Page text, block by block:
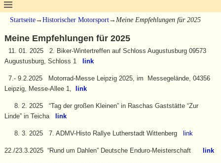
Startseite→ Historischer Motorsport→ Meine Empfehlungen für 2025
Meine Empfehlungen für 2025
11. 01. 2025 2. Biker-Wintertreffen auf Schloss Augustusburg 09573
Augustusburg, Schloss 1 link
7.- 9.2.2025 Motorrad-Messe Leipzig 2025, im Messegelände, 04356
Leipzig, Messe-Allee 1, link
8. 2. 2025 “Tag der großen Kleinen” in Raschas Gaststätte “Zur
Linde” in Teicha link
8. 3. 2025 7. ADMV-Histo Rallye Lutherstadt Wittenberg link
22./23.3.2025 “Rund um Dahlen” Deutsche Enduro-Meisterschaft link